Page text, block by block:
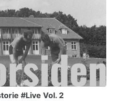
#Live Vol. 2